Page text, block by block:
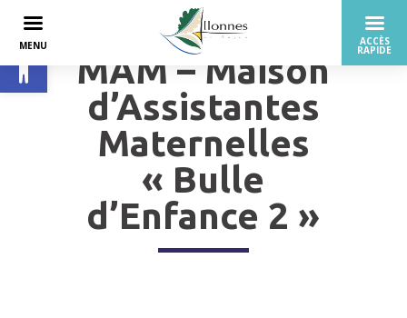
Ouvrir la barre d’outils
MAM – Maison
d’Assistantes
Maternelles
« Bulle
d’Enfance 2 »